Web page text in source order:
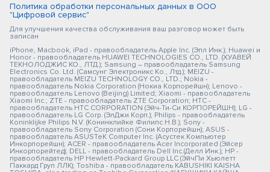
Политика обработки персональных данных в ООО
"Цифровой сервис"
Для улучшения качества обслуживания ваш разговор может быть
записан
iPhone, Macbook, iPad - правообладатель Apple Inc. (Эпл Инк.); Huawei и
Honor - правообладатель HUAWEI TECHNOLOGIES CO., LTD. (ХУАВЕЙ
ТЕКНОЛОДЖИС КО., ЛТД.); Samsung – правообладатель Samsung
Electronics Co. Ltd. (Самсунг Электроникс Ко., Лтд.); MEIZU -
правообладатель MEIZU TECHNOLOGY CO., LTD.; Nokia -
правообладатель Nokia Corporation (Нокиа Корпорейшн); Lenovo -
правообладатель Lenovo (Beijing) Limited; Xiaomi - правообладатель
Xiaomi Inc.; ZTE - правообладатель ZTE Corporation; HTC -
правообладатель HTC CORPORATION (Эйч-Ти-Си КОРПОРЕЙШН); LG -
правообладатель LG Corp. (ЭлДжи Корп.); Philips - правообладатель
Koninklijke Philips N.V. (Конинклийке Филипс Н.В.); Sony -
правообладатель Sony Corporation (Сони Корпорейшн); ASUS -
правообладатель ASUSTeK Computer Inc. (Асустек Компьютер
Инкорпорейшн); ACER - правообладатель Acer Incorporated (Эйсер
Инкорпорейтед); DELL - правообладатель Dell Inc.(Делл Инк.); HP -
правообладатель HP Hewlett-Packard Group LLC (ЭйчПи Хьюлетт
Паккард Груп ЛЛК); Toshiba - правообладатель KABUSHIKI KAISHA